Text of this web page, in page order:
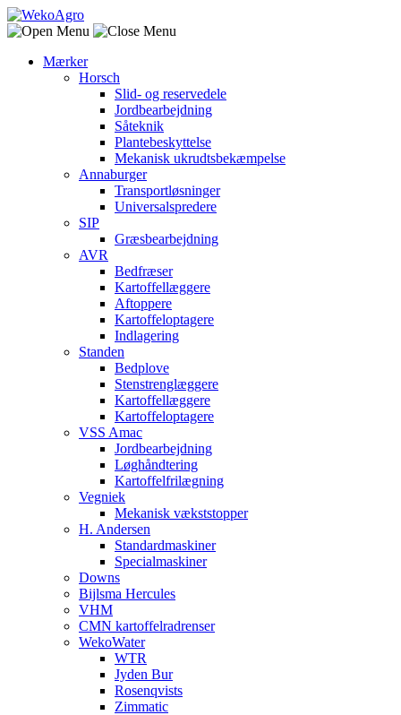
Mærker
Horsch
Slid- og reservedele
Jordbearbejdning
Såteknik
Plantebeskyttelse
Mekanisk ukrudtsbekæmpelse
Annaburger
Transportløsninger
Universalspredere
SIP
Græsbearbejdning
AVR
Bedfræser
Kartoffellæggere
Aftoppere
Kartoffeloptagere
Indlagering
Standen
Bedplove
Stenstrenglæggere
Kartoffellæggere
Kartoffeloptagere
VSS Amac
Jordbearbejdning
Løghåndtering
Kartoffelfrilægning
Vegniek
Mekanisk vækststopper
H. Andersen
Standardmaskiner
Specialmaskiner
Downs
Bijlsma Hercules
VHM
CMN kartoffelradrenser
WekoWater
WTR
Jyden Bur
Rosenqvists
Zimmatic